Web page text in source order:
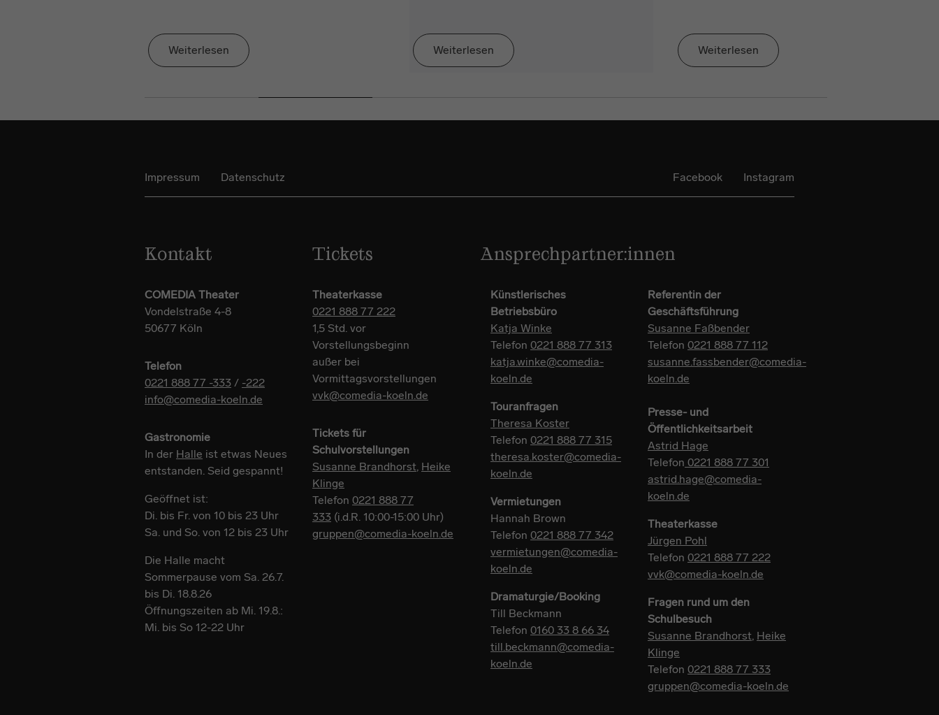
Weiterlesen Weiterlesen Weiterlesen
Impressum Datenschutz Facebook Instagram
Kontakt
COMEDIA Theater
Vondelstraße 4-8
50677 Köln
Telefon
0221 888 77 -333 / -222
info@comedia-koeln.de
Gastronomie
In der Halle ist etwas Neues
entstanden. Seid gespannt!
Geöffnet ist:
Di. bis Fr. von 10 bis 23 Uhr
Sa. und So. von 12 bis 23 Uhr
Die Halle macht
Sommerpause vom Sa. 26.7.
bis Di. 18.8.26
Öffnungszeiten ab Mi. 19.8.:
Mi. bis So 12-22 Uhr
Tickets
Theaterkasse
0221 888 77 222
1,5 Std. vor
Vorstellungsbeginn
außer bei
Vormittagsvorstellungen
vvk@comedia-koeln.de
Tickets für
Schulvorstellungen
Susanne Brandhorst, Heike
Klinge
Telefon 0221 888 77
333 (i.d.R. 10:00-15:00 Uhr)
gruppen@comedia-koeln.de
Ansprechpartner:innen
Künstlerisches
Betriebsbüro
Katja Winke
Telefon 0221 888 77 313
katja.winke@comedia-
koeln.de
Touranfragen
Theresa Koster
Telefon 0221 888 77 315
theresa.koster@comedia-
koeln.de
Vermietungen
Hannah Brown
Telefon 0221 888 77 342
vermietungen@comedia-
koeln.de
Dramaturgie/Booking
Till Beckmann
Telefon 0160 33 8 66 34
till.beckmann@comedia-
koeln.de
Referentin der
Geschäftsführung
Susanne Faßbender
Telefon 0221 888 77 112
susanne.fassbender@comedia-
koeln.de
Presse- und
Öffentlichkeitsarbeit
Astrid Hage
Telefon 0221 888 77 301
astrid.hage@comedia-
koeln.de
Theaterkasse
Jürgen Pohl
Telefon 0221 888 77 222
vvk@comedia-koeln.de
Fragen rund um den
Schulbesuch
Susanne Brandhorst, Heike
Klinge
Telefon 0221 888 77 333
gruppen@comedia-koeln.de